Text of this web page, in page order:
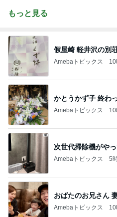
もっと見る
假屋崎 軽井沢の別
Amebaトピックス
かとうかず子 終わ
Amebaトピックス
次世代掃除機がやっ
Amebaトピックス 5
おばたのお兄さん
Amebaトピックス